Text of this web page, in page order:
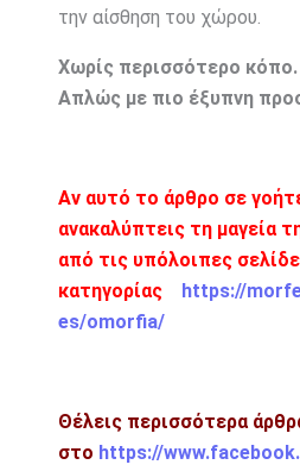
την αίσθηση του χώρου.
Χωρίς περισσότερο κόπο.
Απλώς με πιο έξυπνη
Αν αυτό το άρθρο σε
ανακαλύπτεις τη μαγεία
από τις υπόλοιπες
κατηγορίας
https://
es/omorfia/
Θέλεις περισσότερα
στο https://